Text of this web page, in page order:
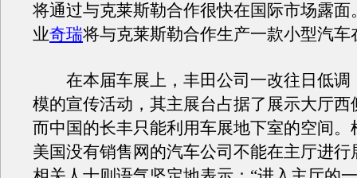
将通过与克莱斯勒合作很快在国际市场露面
业奇瑞将与克莱斯勒合作生产一款小型汽车
在本届车展上，丰田公司一改往日低调
模的宣传活动，其主展台占据了展示大厅西
而中国的长丰只能利用车展地下室的空间。
美国没有销售网的汽车公司不能在主厅进行